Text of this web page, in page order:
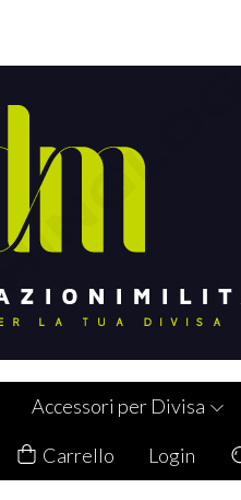
Accessori per Divisa
Carrello Login